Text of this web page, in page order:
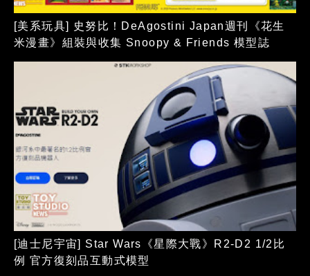
[美系玩具] 史努比！DeAgostini Japan週刊《花生
米漫畫》組裝與收集 Snoopy & Friends 模型誌
[迪士尼宇宙] Star Wars《星際大戰》R2-D2 1/2比
例 官方復刻品互動式模型